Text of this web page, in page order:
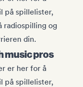
på spillelister,
radiospilling og
din.
music pros
er her for å
på spillelister,